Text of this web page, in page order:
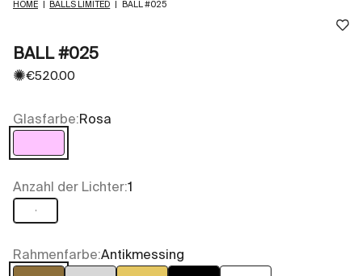
HOME BALLS LIMITED BALL #025
BALL #025
✺Angebot
€520.00
Glasfarbe:Rosa
Rosa
Anzahl der Lichter:1
1
Rahmenfarbe:Antikmessing